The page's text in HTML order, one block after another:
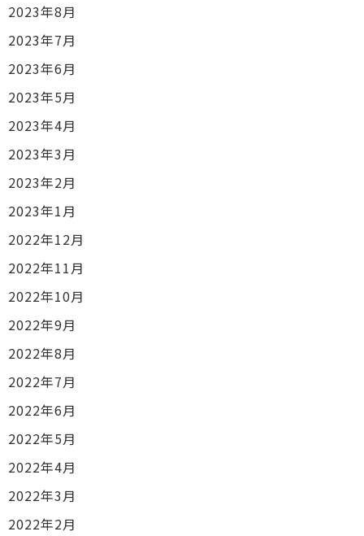
2023年8月
2023年7月
2023年6月
2023年5月
2023年4月
2023年3月
2023年2月
2023年1月
2022年12月
2022年11月
2022年10月
2022年9月
2022年8月
2022年7月
2022年6月
2022年5月
2022年4月
2022年3月
2022年2月